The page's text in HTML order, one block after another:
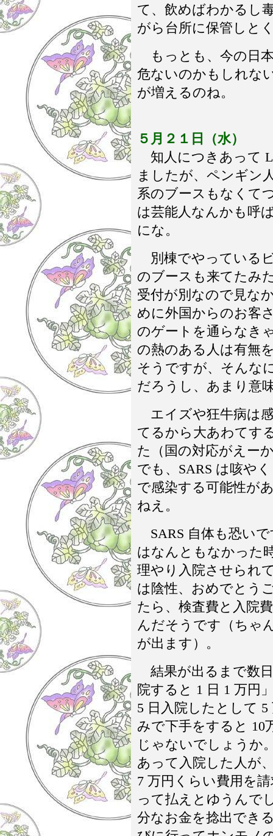
て、飲めばわかるし
がら台所に保管しと
もっとも、今の日
危ないのかもしれな
が増えるのね。
５月２１日（水）
知人につきあって
ましたが、ペンギン
系のブースもなくて
は芸能人なんかも呼
にな。
別棟でやっている
のブースも来てたみ
受付が別なので見な
めに外国からのお客
のゲートを通らなき
の熱のある人は有無
そうですが、そんな
だろうし、あまり意
エイズや狂牛病は
てるから大あわてす
た（国の対応がえー
でも、SARS は咳や
で感染する可能性が
ねえ。
SARS 自体も恐い
はなんともなかった
理やり入院させられ
は陰性、おめでとう
たら、検査費と入院
んだそうです（ちゃ
が出ます）。
結果が出るまで数
院すると 1 日 1 万円
5 日入院したとして
みで下手をすると 10
じゃないでしょうか
あって入院した人が
7 万円くらい費用を
って払えとゆうんで
分なお金を捻出でき